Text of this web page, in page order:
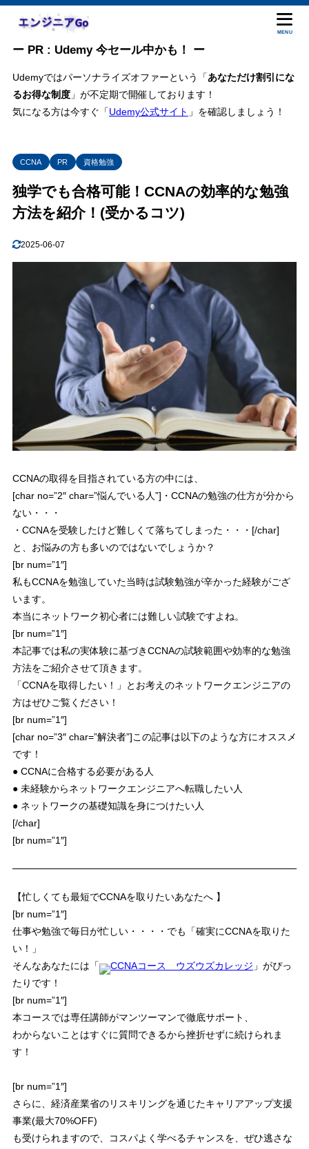
MENU
ー PR : Udemy 今セール中かも！ ー
Udemyではパーソナライズオファーという「あなただけ割引にな
るお得な制度」が不定期で開催しております！
気になる方は今すぐ「Udemy公式サイト 」を確認しましょう！
CCNA PR 資格勉強
独学でも合格可能！CCNAの効率的な勉強
方法を紹介！(受かるコツ)
2025-06-07
CCNAの取得を目指されている方の中には、
[char no=”2″ char=”悩んでいる人”]・CCNAの勉強の仕方が分から
ない・・・
・CCNAを受験したけど難しくて落ちてしまった・・・[/char]
と、お悩みの方も多いのではないでしょうか？
[br num=”1″]
私もCCNAを勉強していた当時は試験勉強が辛かった経験がござ
います。
本当にネットワーク初心者には難しい試験ですよね。
[br num=”1″]
本記事では私の実体験に基づきCCNAの試験範囲や効率的な勉強
方法をご紹介させて頂きます。
「CCNAを取得したい！」とお考えのネットワークエンジニアの
方はぜひご覧ください！
[br num=”1″]
[char no=”3″ char=”解決者”]この記事は以下のような方にオススメ
です！
● CCNAに合格する必要がある人
● 未経験からネットワークエンジニアへ転職したい人
● ネットワークの基礎知識を身につけたい人
[/char]
[br num=”1″]
【忙しくても最短でCCNAを取りたいあなたへ 】
[br num=”1″]
仕事や勉強で毎日が忙しい・・・・でも「確実にCCNAを取りた
い！」
そんなあなたには「
CCNAコース ウズウズカレッジ 」がぴっ
たりです！
[br num=”1″]
本コースでは専任講師がマンツーマンで徹底サポート 、
わからないことはすぐに質問できるから挫折せずに続けられま
す！
[br num=”1″]
さらに、 経済産業省のリスキリングを通じたキャリアアップ支援
事業(最大70%OFF)
も受けられますので、
コスパよく学べるチャンスを、ぜひ逃さな